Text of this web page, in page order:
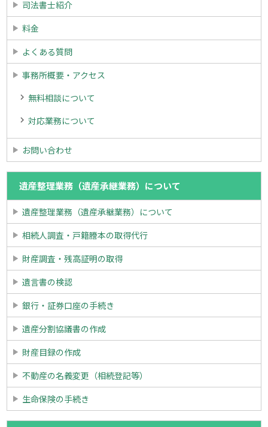
司法書士紹介
料金
よくある質問
事務所概要・アクセス
無料相談について
対応業務について
お問い合わせ
遺産整理業務（遺産承継業務）について
遺産整理業務（遺産承継業務）について
相続人調査・戸籍謄本の取得代行
財産調査・残高証明の取得
遺言書の検認
銀行・証券口座の手続き
遺産分割協議書の作成
財産目録の作成
不動産の名義変更（相続登記等）
生命保険の手続き